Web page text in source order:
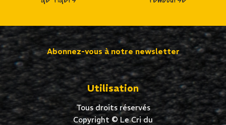
Abonnez-vous à notre newsletter
Utilisation
Tous droits réservés
Copyright © Le Cri du